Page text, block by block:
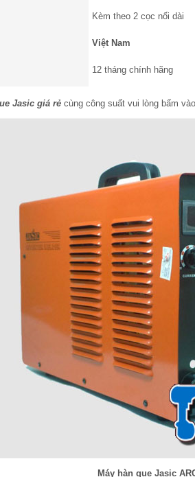
Kèm theo 2 cọc nối dài
Việt Nam
12 tháng chính hãng
Jasic giá rẻ cùng công suất vui lòng bấm
Máy hàn que Jasic